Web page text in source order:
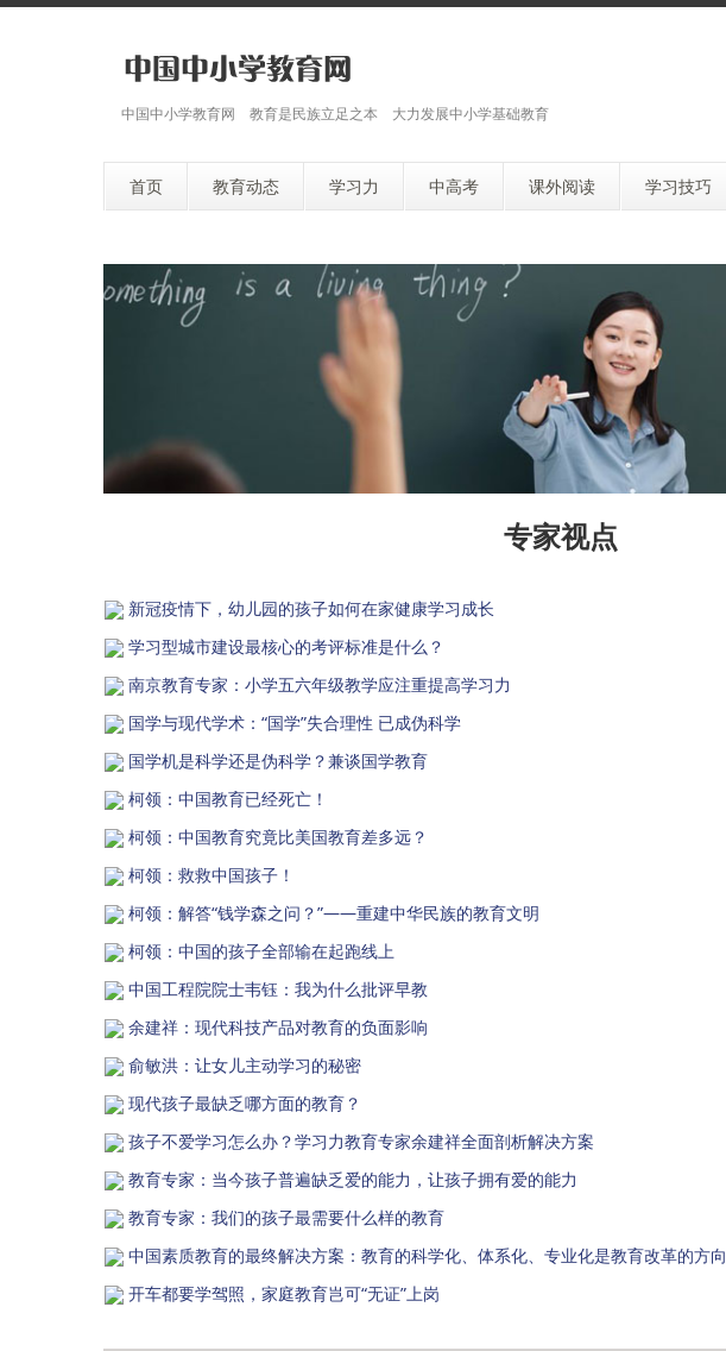
中国中小学教育网 教育是民族立足之本 大力发展中小学基础教育
首页 教育动态 学习力 中高考 课外阅读 学习技巧
专家视点
新冠疫情下，幼儿园的孩子如何在家健康学习成长
学习型城市建设最核心的考评标准是什么？
南京教育专家：小学五六年级教学应注重提高学习力
国学与现代学术：“国学”失合理性 已成伪科学
国学机是科学还是伪科学？兼谈国学教育
柯领：中国教育已经死亡！
柯领：中国教育究竟比美国教育差多远？
柯领：救救中国孩子！
柯领：解答“钱学森之问？”——重建中华民族的教育文明
柯领：中国的孩子全部输在起跑线上
中国工程院院士韦钰：我为什么批评早教
余建祥：现代科技产品对教育的负面影响
俞敏洪：让女儿主动学习的秘密
现代孩子最缺乏哪方面的教育？
孩子不爱学习怎么办？学习力教育专家余建祥全面剖析解决方案
教育专家：当今孩子普遍缺乏爱的能力，让孩子拥有爱的能力
教育专家：我们的孩子最需要什么样的教育
中国素质教育的最终解决方案：教育的科学化、体系化、专业化是教育改革的方向
开车都要学驾照，家庭教育岂可“无证”上岗